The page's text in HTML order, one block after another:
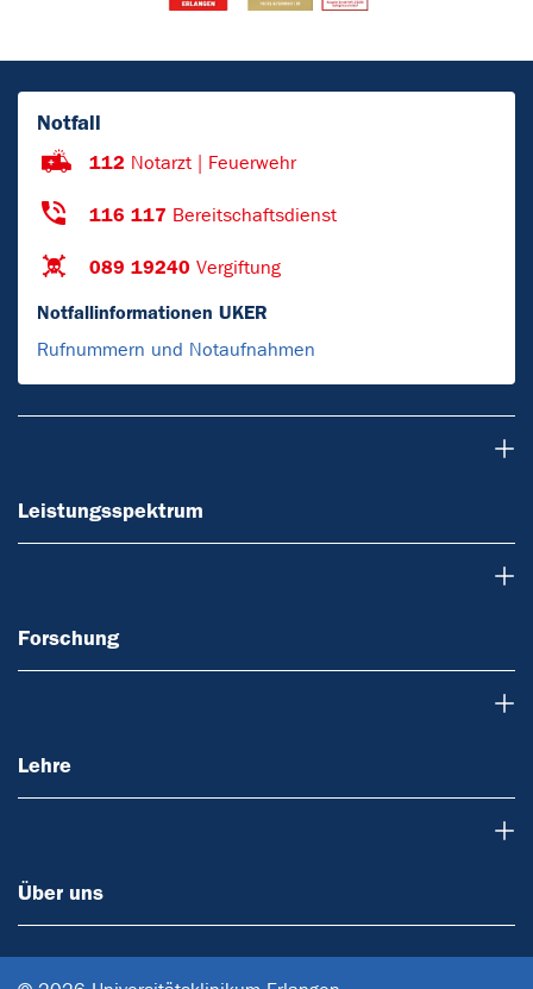
Notfall
112 Notarzt | Feuerwehr
116 117 Bereitschaftsdienst
089 19240 Vergiftung
Notfallinformationen UKER
Rufnummern und Notaufnahmen
Leistungsspektrum
Forschung
Lehre
Über uns